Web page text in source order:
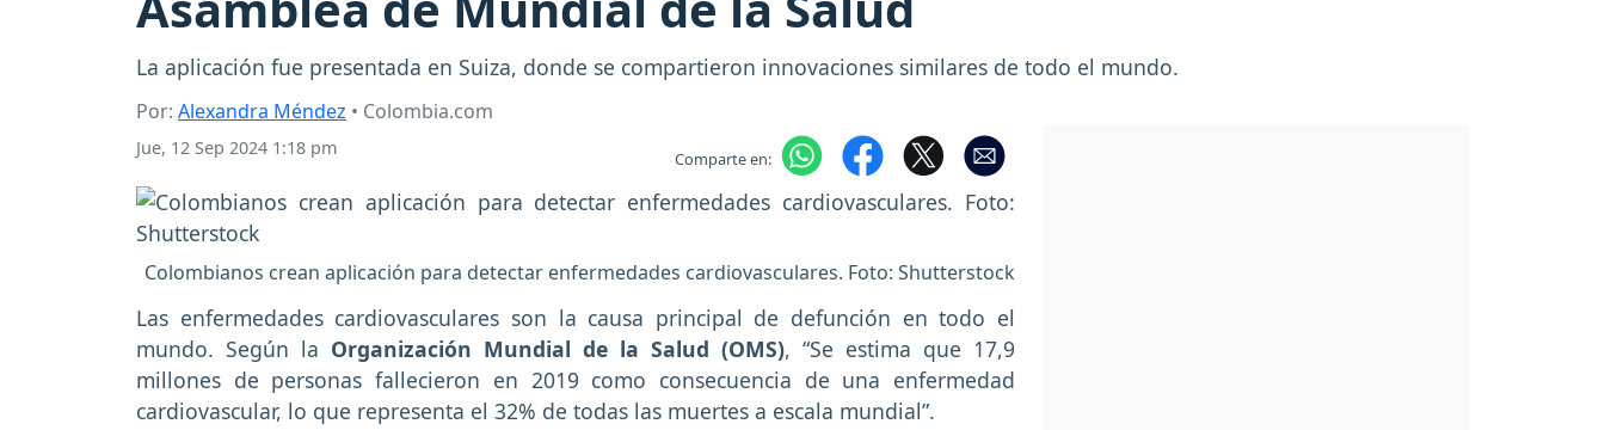
La aplicación fue presentada en Suiza, donde se compartieron innovaciones similares de todo el mundo.
Por: Alexandra Méndez • Colombia.com
Jue, 12 Sep 2024 1:18 pm Comparte en:
Colombianos crean aplicación para detectar enfermedades cardiovasculares. Foto: Shutterstock
Las enfermedades cardiovasculares son la causa principal de defunción en todo el
mundo. Según la Organización Mundial de la Salud (OMS), “Se estima que 17,9
millones de personas fallecieron en 2019 como consecuencia de una enfermedad
cardiovascular, lo que representa el 32% de todas las muertes a escala mundial”.